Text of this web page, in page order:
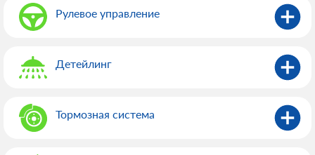
Рулевое управление
Детейлинг
Тормозная система